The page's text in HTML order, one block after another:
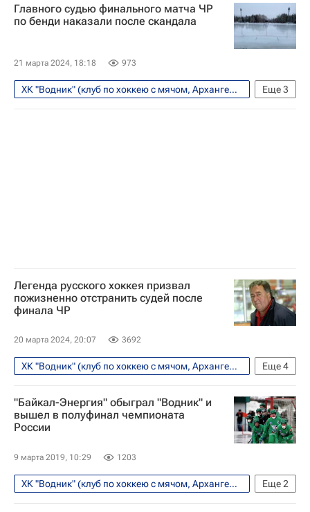
Главного судью финального матча ЧР
по бенди наказали после скандала
21 марта 2024, 18:18 973
Еще3
ХК "Водник" (клуб по хоккею с мячом, Архангельск)
Хоккей с мячом
Легенда русского хоккея призвал
пожизненно отстранить судей после
финала ЧР
20 марта 2024, 20:07 3692
Еще4
ХК "Водник" (клуб по хоккею с мячом, Архангельск)
Хоккей с мячом
Сергей Ломанов
Кузбасс (Кемерово)
"Байкал-Энергия" обыграл "Водник" и
вышел в полуфинал чемпионата
России
9 марта 2019, 10:29 1203
Еще2
ХК "Водник" (клуб по хоккею с мячом, Архангельск)
ХК "Байкал-Энергия" (клуб по хоккею с мячом, Иркутск)